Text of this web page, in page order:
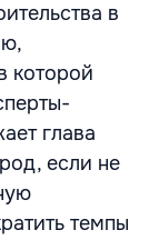
в
которой
глава
если не
темпы